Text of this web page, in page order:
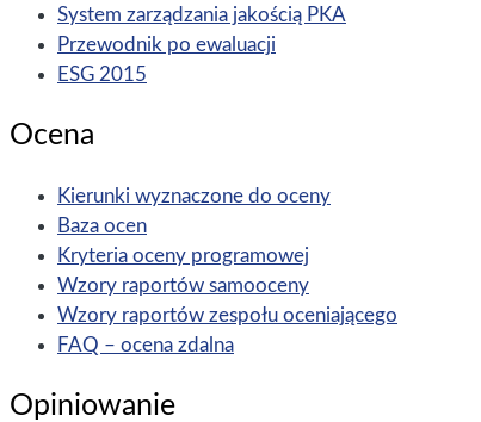
System zarządzania jakością PKA
Przewodnik po ewaluacji
ESG 2015
Ocena
Kierunki wyznaczone do oceny
Baza ocen
Kryteria oceny programowej
Wzory raportów samooceny
Wzory raportów zespołu oceniającego
FAQ – ocena zdalna
Opiniowanie